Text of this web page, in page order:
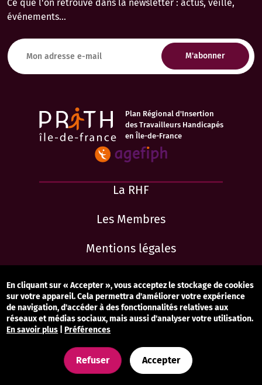
Ce que l'on retrouve dans la newsletter : actus, veille,
événements...
Plan Régional d'Insertion
des Travailleurs Handicapés
en Île-de-France
La RHF
Les Membres
Mentions légales
Accessibilité : totalement conforme
Contact
Gestion des cookies
Newsletter
En cliquant sur « Accepter », vous acceptez le stockage de cookies
sur votre appareil. Cela permettra d'améliorer votre expérience
de navigation, d'accéder à des fonctionnalités relatives aux
réseaux et médias sociaux, mais aussi d'analyser votre utilisation.
En savoir plus |Préférences
Refuser Accepter